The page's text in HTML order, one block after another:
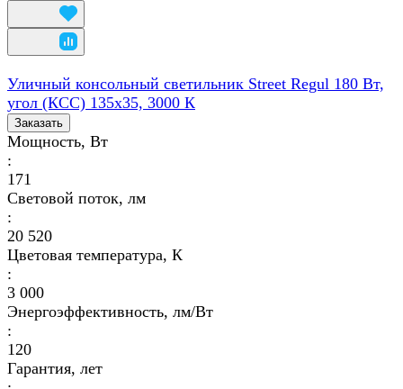
Уличный консольный светильник Street Regul 180 Вт,
угол (КСС) 135х35, 3000 К
Заказать
Мощность, Вт
:
171
Световой поток, лм
:
20 520
Цветовая температура, К
:
3 000
Энергоэффективность, лм/Вт
:
120
Гарантия, лет